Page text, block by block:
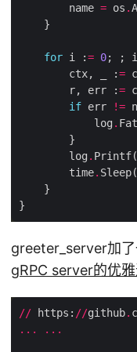
        name
= os .
for i := 0; ; i
        ctx, _ :
=
        r, err :
= c
if err !=
            log
.
        log
. Printf(
        time
. Sleep(
greeter_server加
gRPC server的优
// https: //github.
...
...